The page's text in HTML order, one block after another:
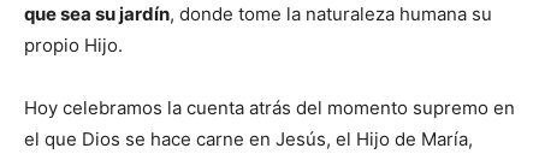
que sea su jardín, donde tome la naturaleza humana su
propio Hijo.
Hoy celebramos la cuenta atrás del momento supremo en
el que Dios se hace carne en Jesús, el Hijo de María,